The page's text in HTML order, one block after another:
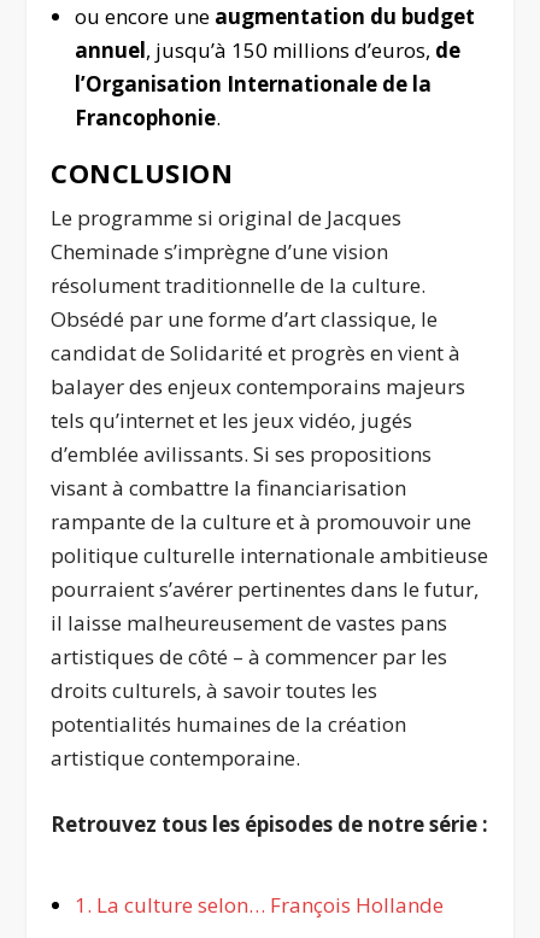
ou encore une augmentation du budget
annuel, jusqu’à 150 millions d’euros, de
l’Organisation Internationale de la
Francophonie.
CONCLUSION
Le programme si original de Jacques
Cheminade s’imprègne d’une vision
résolument traditionnelle de la culture.
Obsédé par une forme d’art classique, le
candidat de Solidarité et progrès en vient à
balayer des enjeux contemporains majeurs
tels qu’internet et les jeux vidéo, jugés
d’emblée avilissants. Si ses propositions
visant à combattre la financiarisation
rampante de la culture et à promouvoir une
politique culturelle internationale ambitieuse
pourraient s’avérer pertinentes dans le futur,
il laisse malheureusement de vastes pans
artistiques de côté – à commencer par les
droits culturels, à savoir toutes les
potentialités humaines de la création
artistique contemporaine.
Retrouvez tous les épisodes de notre série :
1. La culture selon… François Hollande